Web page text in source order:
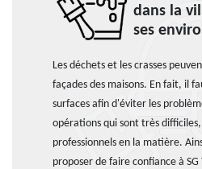
dans la
ses
Les déchets et les crasses
façades des maisons. En fait, il
surfaces afin d'éviter les
opérations qui sont très
professionnels en la matière.
proposer de faire confiance à